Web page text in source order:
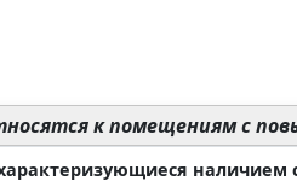
к помещениям с
наличием